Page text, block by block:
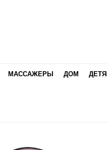
МАССАЖЕРЫ ДОМ